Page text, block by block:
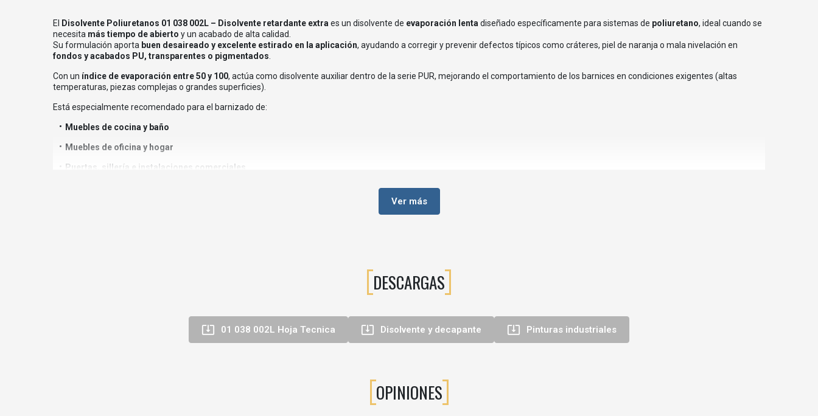
El Disolvente Poliuretanos 01 038 002L – Disolvente retardante extra es un disolvente de evaporación lenta diseñado específicamente para sistemas de poliuretano, ideal cuando se
necesita más tiempo de abierto y un acabado de alta calidad.
Su formulación aporta buen desaireado y excelente estirado en la aplicación, ayudando a corregir y prevenir defectos típicos como cráteres, piel de naranja o mala nivelación en
fondos y acabados PU, transparentes o pigmentados
Con un índice de evaporación entre 50 y 100, actúa como disolvente auxiliar dentro de la serie PUR, mejorando el comportamiento de los barnices en condiciones exigentes (altas
temperaturas, piezas complejas o grandes superficies).
Está especialmente recomendado para el barnizado de:
Muebles de cocina y baño
Muebles de oficina y hogar
Puertas, sillería e instalaciones comerciales
donde se requiera mayor tiempo de abierto y mejor nivelación.
Ver más
DESCARGAS
 01 038 002L Hoja Tecnica  Disolvente y decapante  Pinturas industriales
OPINIONES